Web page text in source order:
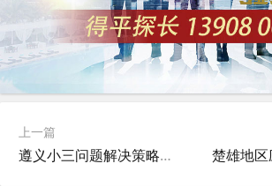
上一篇
遵义小三问题解决策略，多角度分析与建议